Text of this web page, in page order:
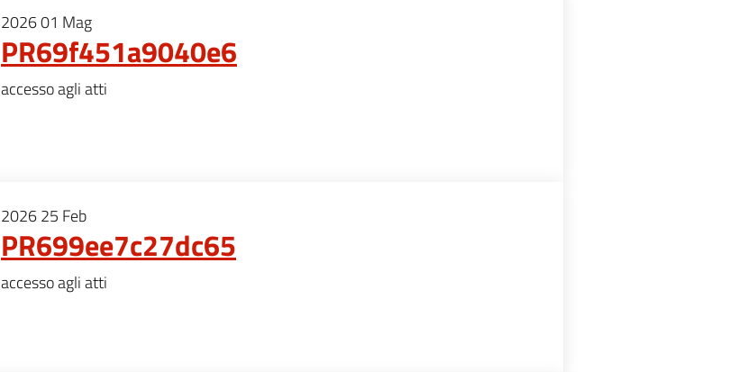
202601 Mag
PR69f451a9040e6
accesso agli atti
202625 Feb
PR699ee7c27dc65
accesso agli atti